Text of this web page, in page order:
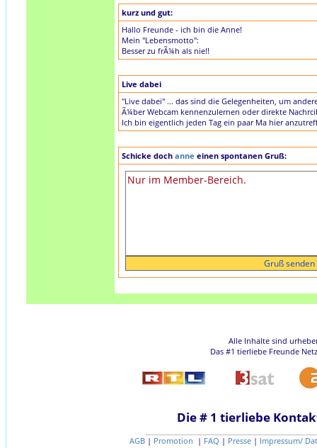
kurz und gut:
Hallo Freunde - ich bin die Anne!
Mein "Lebensmotto":
Besser zu frÃ¼h als nie!!
Live dabei
"Live dabei" ... das sind die Gelegenheiten, um
Ã¼ber Webcam kennenzulernen oder direkte
Ich bin eigentlich jeden Tag ein paar Ma hier
Schicke doch anne einen spontanen Gruß:
Alle Inhalte sind
Das #1 tierliebe Freunde
Die # 1 tierliebe
AGB | Promotion | FAQ | Presse | Impressum/